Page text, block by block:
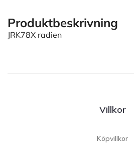
Produktbeskrivning
JRK78X radien
Villkor
Köpvillkor